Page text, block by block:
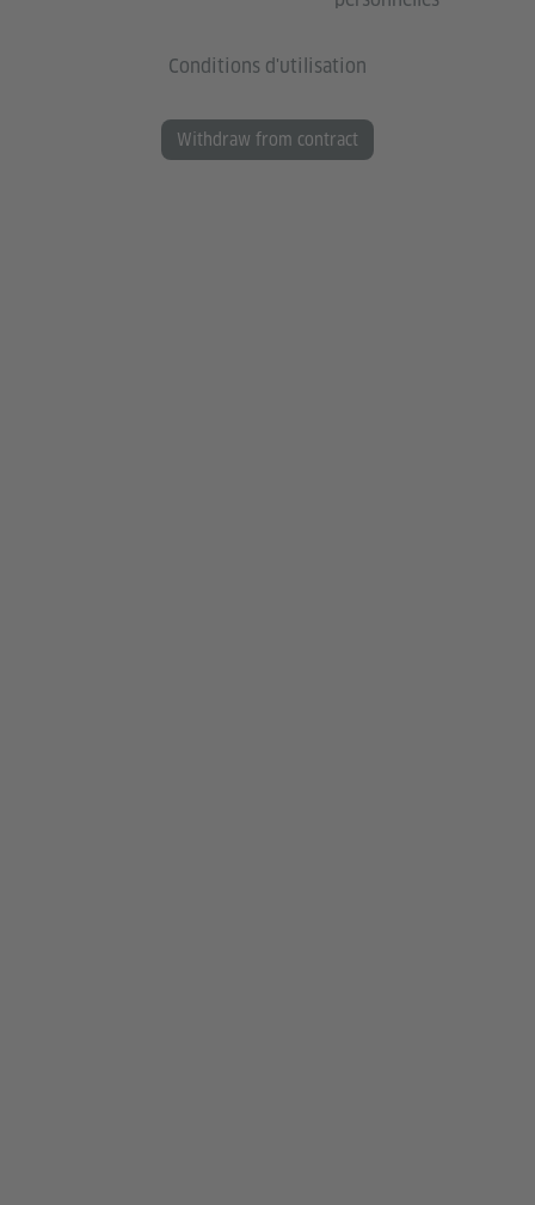
Conditions d'utilisation
Withdraw from contract